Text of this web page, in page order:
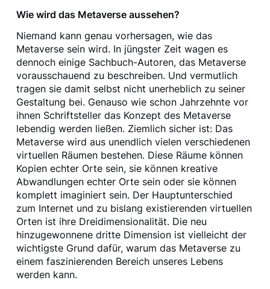
Wie wird das Metaverse aussehen?
Niemand kann genau vorhersagen, wie das
Metaverse sein wird. In jüngster Zeit wagen es
dennoch einige Sachbuch-Autoren, das Metaverse
vorausschauend zu beschreiben. Und vermutlich
tragen sie damit selbst nicht unerheblich zu seiner
Gestaltung bei. Genauso wie schon Jahrzehnte vor
ihnen Schriftsteller das Konzept des Metaverse
lebendig werden ließen. Ziemlich sicher ist: Das
Metaverse wird aus unendlich vielen verschiedenen
virtuellen Räumen bestehen. Diese Räume können
Kopien echter Orte sein, sie können kreative
Abwandlungen echter Orte sein oder sie können
komplett imaginiert sein. Der Hauptunterschied
zum Internet und zu bislang existierenden virtuellen
Orten ist ihre Dreidimensionalität. Die neu
hinzugewonnene dritte Dimension ist vielleicht der
wichtigste Grund dafür, warum das Metaverse zu
einem faszinierenden Bereich unseres Lebens
werden kann.